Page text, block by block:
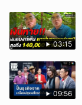
03:15
09:56